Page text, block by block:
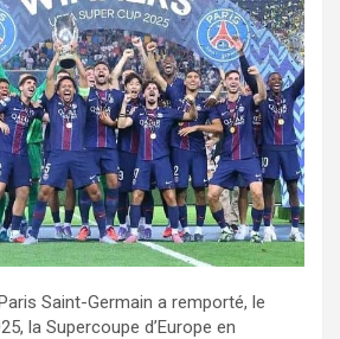
Saint-Germain a remporté, le
la Supercoupe d’Europe en